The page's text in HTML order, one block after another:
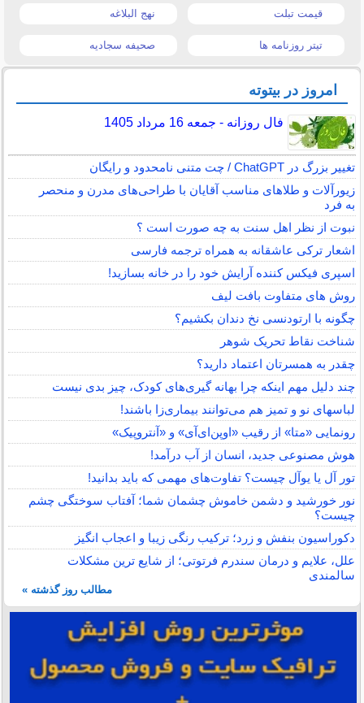
قیمت تبلت نهج البلاغه
تیتر روزنامه ها صحیفه سجادیه
امروز در بیتوته
فال روزانه - جمعه 16 مرداد 1405
تغییر بزرگ در ChatGPT / چت متنی نامحدود و رایگان
زیورآلات و طلاهای مناسب آقایان با طراحی‌های مدرن و منحصر
به فرد
نبوت از نظر اهل سنت به چه صورت است ؟
اشعار ترکی عاشقانه به همراه ترجمه فارسی
اسپری فیکس کننده آرایش خود را در خانه بسازید!
روش های متفاوت بافت لیف
چگونه با ارتودنسی نخ دندان بکشیم؟
شناخت نقاط تحریک شوهر
چقدر به همسرتان اعتماد دارید؟
چند دلیل مهم اینکه چرا بهانه گیری‌های کودک، چیز بدی نیست
لباس‎های نو و تمیز هم می‌توانند بیماری‌زا باشند!
رونمایی «متا» از رقیب «اوپن‌ای‌آی» و «آنتروپیک»
هوش مصنوعی جدید، انسان از آب درآمد!
تور آل یا یوآل چیست؟ تفاوت‌های مهمی که باید بدانید!
نور خورشید و دشمن خاموش چشمان شما؛ آفتاب سوختگی چشم
چیست؟
دکوراسیون بنفش و زرد؛ ترکیب رنگی زیبا و اعجاب انگیز
علل، علایم و درمان سندرم فرتوتی؛ از شایع ترین مشکلات
سالمندی
مطالب روز گذشته »